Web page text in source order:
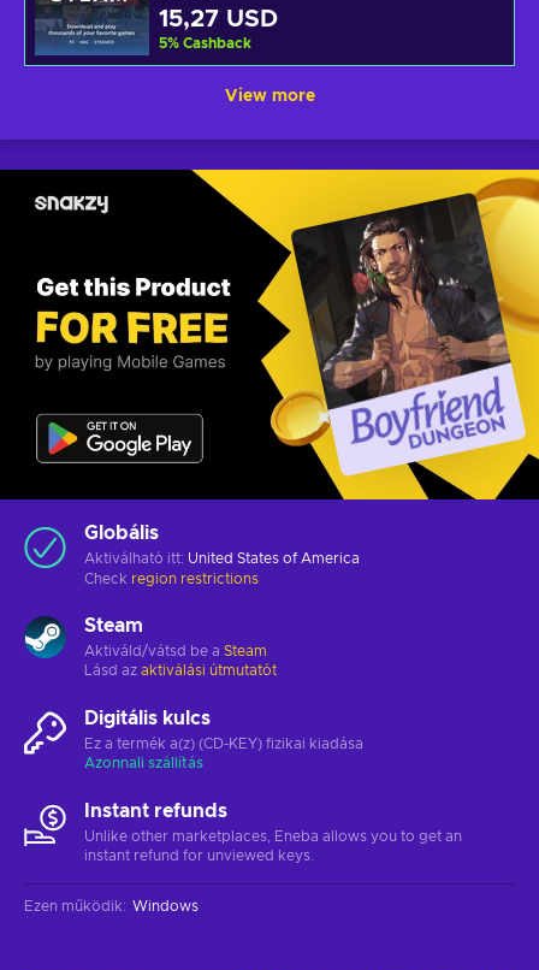
15,27 USD
5% Cashback
View more
Globális
Aktiválható itt: United States of America
Check region restrictions
Steam
Aktiváld/vátsd be a Steam
Lásd az aktiválási útmutatót
Digitális kulcs
Ez a termék a(z) (CD-KEY) fizikai kiadása
Azonnali szállítás
Instant refunds
Unlike other marketplaces, Eneba allows you to get an
instant refund for unviewed keys.
Ezen működik: Windows